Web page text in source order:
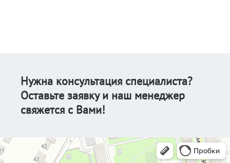
Нужна консультация специалиста?
Оставьте заявку и наш менеджер
свяжется с Вами!